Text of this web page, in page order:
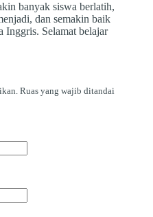
banyak siswa berlatih,
dan semakin baik
Inggris. Selamat belajar
Ruas yang wajib ditandai